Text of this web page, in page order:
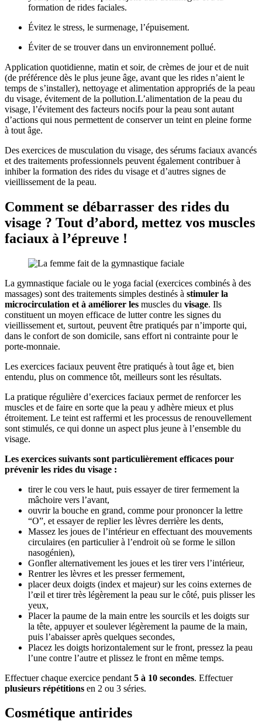
formation de rides faciales.
Évitez le stress, le surmenage, l’épuisement.
Éviter de se trouver dans un environnement pollué.
Application quotidienne, matin et soir, de crèmes de jour et de nuit
(de préférence dès le plus jeune âge, avant que les rides n’aient le
temps de s’installer), nettoyage et alimentation appropriés de la peau
du visage, évitement de la pollution.L’alimentation de la peau du
visage, l’évitement des facteurs nocifs pour la peau sont autant
d’actions qui nous permettent de conserver un teint en pleine forme
à tout âge.
Des exercices de musculation du visage, des sérums faciaux avancés
et des traitements professionnels peuvent également contribuer à
inhiber la formation des rides du visage et d’autres signes de
vieillissement de la peau.
Comment se débarrasser des rides du
visage ? Tout d’abord, mettez vos muscles
faciaux à l’épreuve !
La gymnastique faciale ou le yoga facial (exercices combinés à des
massages) sont des traitements simples destinés à stimuler la
microcirculation et à améliorer les muscles du visage. Ils
constituent un moyen efficace de lutter contre les signes du
vieillissement et, surtout, peuvent être pratiqués par n’importe qui,
dans le confort de son domicile, sans effort ni contrainte pour le
porte-monnaie.
Les exercices faciaux peuvent être pratiqués à tout âge et, bien
entendu, plus on commence tôt, meilleurs sont les résultats.
La pratique régulière d’exercices faciaux permet de renforcer les
muscles et de faire en sorte que la peau y adhère mieux et plus
étroitement. Le teint est raffermi et les processus de renouvellement
sont stimulés, ce qui donne un aspect plus jeune à l’ensemble du
visage.
Les exercices suivants sont particulièrement efficaces pour
prévenir les rides du visage :
tirer le cou vers le haut, puis essayer de tirer fermement la
mâchoire vers l’avant,
ouvrir la bouche en grand, comme pour prononcer la lettre
“O”, et essayer de replier les lèvres derrière les dents,
Massez les joues de l’intérieur en effectuant des mouvements
circulaires (en particulier à l’endroit où se forme le sillon
nasogénien),
Gonfler alternativement les joues et les tirer vers l’intérieur,
Rentrer les lèvres et les presser fermement,
placer deux doigts (index et majeur) sur les coins externes de
l’œil et tirer très légèrement la peau sur le côté, puis plisser les
yeux,
Placer la paume de la main entre les sourcils et les doigts sur
la tête, appuyer et soulever légèrement la paume de la main,
puis l’abaisser après quelques secondes,
Placez les doigts horizontalement sur le front, pressez la peau
l’une contre l’autre et plissez le front en même temps.
Effectuer chaque exercice pendant 5 à 10 secondes. Effectuer
plusieurs répétitions en 2 ou 3 séries.
Cosmétique antirides